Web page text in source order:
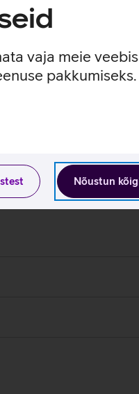
vaja meie
pakkumiseks.
Nõustun